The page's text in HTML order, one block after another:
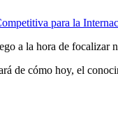
para la
a la hora de focalizar
de cómo hoy, el